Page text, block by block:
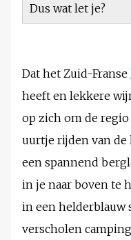
Dus wat let je?
Dat het Zuid-Franse
heeft en lekkere
op zich om de
uurtje rijden van de
een spannend
in je naar boven te
in een helderblauw
verscholen